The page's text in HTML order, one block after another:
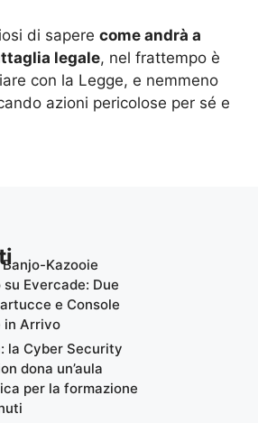
di sapere come andrà a
legale, nel frattempo è
con la Legge, e nemmeno
azioni pericolose per sé e
Banjo-Kazooie
Evercade: Due
e Console
in Arrivo
la Cyber Security
dona un’aula
per la formazione